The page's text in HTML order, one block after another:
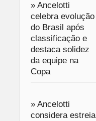
» Ancelotti
celebra evolução
do Brasil após
classificação e
destaca solidez
da equipe na
Copa
» Ancelotti
considera estreia